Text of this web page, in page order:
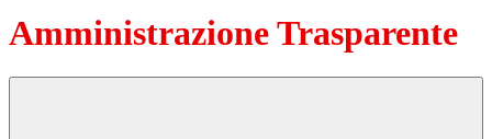
Amministrazione Trasparente